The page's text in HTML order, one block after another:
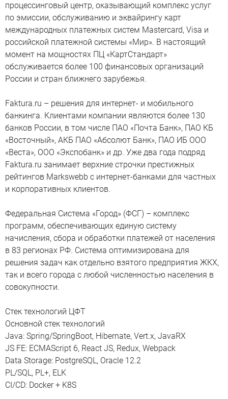
процессинговый центр, оказывающий комплекс услуг
по эмиссии, обслуживанию и эквайрингу карт
международных платежных систем Mastercard, Visa и
российской платежной системы «Мир». В настоящий
момент на мощностях ПЦ «КартСтандарт»
обслуживается более 100 финансовых организаций
России и стран ближнего зарубежья.
Faktura.ru – решения для интернет- и мобильного
банкинга. Клиентами компании являются более 130
банков России, в том числе ПАО «Почта Банк», ПАО КБ
«Восточный», АКБ ПАО «Абсолют Банк», ПАО ИБ ООО
«Веста», ООО «Экспобанк» и др. Уже два года подряд
Faktura.ru занимает верхние строчки престижных
рейтингов Markswebb с интернет-банками для частных
и корпоративных клиентов.
Федеральная Система «Город» (ФСГ) – комплекс
программ, обеспечивающих единую систему
начисления, сбора и обработки платежей от населения
в 83 регионах РФ. Система оптимизирована для
решения задач как отдельно взятого предприятия ЖКХ,
так и всего города с любой численностью населения в
совокупности.
Стек технологий ЦФТ
Основной стек технологий
Java: Spring/SpringBoot, Hibernate, Vert.x, JavaRX
JS FE: ECMAScript 6, React JS, Redux, Webpack
Data Storage: PostgreSQL, Oracle 12.2
PL/SQL, PL+, ELK
CI/CD: Docker + K8S